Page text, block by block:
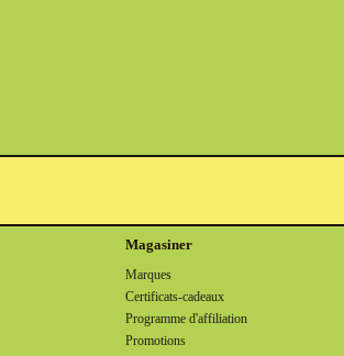
Magasiner
Marques
Certificats-cadeaux
Programme d'affiliation
Promotions